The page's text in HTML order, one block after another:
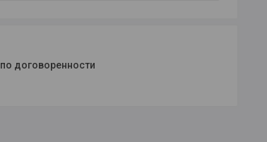
по договоренности